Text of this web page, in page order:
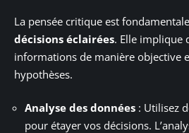
La pensée critique est
décisions éclairées. Elle implique
informations de manière objective
hypothèses.
Analyse des données : Utilisez
pour étayer vos décisions.